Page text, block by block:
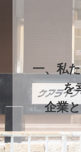
一、私
を
企業